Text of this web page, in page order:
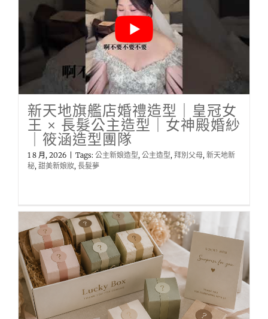
新天地旗艦店婚禮造型｜皇冠女
王 × 長髮公主造型｜女神殿婚紗
｜筱涵造型團隊
1 8 月, 2026 Tags: 公主新娘造型, 公主造型, 拜別父母, 新天地新
秘, 甜美新娘妝, 長髮夢